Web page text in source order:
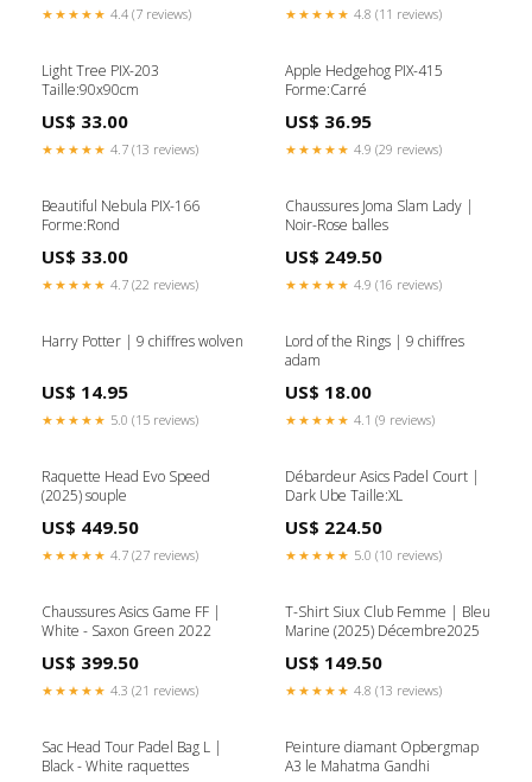
★★★★★ 4.4 (7 reviews) ★★★★★ 4.8 (11 reviews)
Light Tree PIX-203
Taille:90x90cm
US$ 33.00
★★★★★ 4.7 (13 reviews)
Apple Hedgehog PIX-415
Forme:Carré
US$ 36.95
★★★★★ 4.9 (29 reviews)
Beautiful Nebula PIX-166
Forme:Rond
US$ 33.00
★★★★★ 4.7 (22 reviews)
Chaussures Joma Slam Lady |
Noir-Rose balles
US$ 249.50
★★★★★ 4.9 (16 reviews)
Harry Potter | 9 chiffres wolven
US$ 14.95
★★★★★ 5.0 (15 reviews)
Lord of the Rings | 9 chiffres
adam
US$ 18.00
★★★★★ 4.1 (9 reviews)
Raquette Head Evo Speed
(2025) souple
US$ 449.50
★★★★★ 4.7 (27 reviews)
Débardeur Asics Padel Court |
Dark Ube Taille:XL
US$ 224.50
★★★★★ 5.0 (10 reviews)
Chaussures Asics Game FF |
White - Saxon Green 2022
US$ 399.50
★★★★★ 4.3 (21 reviews)
T-Shirt Siux Club Femme | Bleu
Marine (2025) Décembre2025
US$ 149.50
★★★★★ 4.8 (13 reviews)
Sac Head Tour Padel Bag L |
Black - White raquettes
Peinture diamant Opbergmap
A3 le Mahatma Gandhi